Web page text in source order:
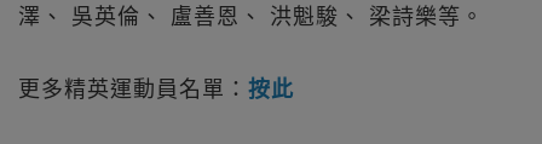
澤、 吳英倫、 盧善恩、 洪魁駿、 梁詩樂等。
更多精英運動員名單： 按此